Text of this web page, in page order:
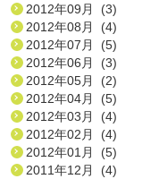
2012年09月 (3)
2012年08月 (4)
2012年07月 (5)
2012年06月 (3)
2012年05月 (2)
2012年04月 (5)
2012年03月 (4)
2012年02月 (4)
2012年01月 (5)
2011年12月 (4)